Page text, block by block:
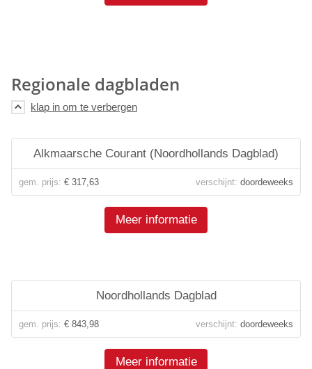
Regionale dagbladen
Alkmaarsche Courant (Noordhollands Dagblad)
gem. prijs: € 317,63 verschijnt: doordeweeks
Meer informatie
Noordhollands Dagblad
gem. prijs: € 843,98 verschijnt: doordeweeks
Meer informatie